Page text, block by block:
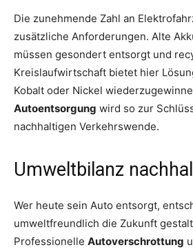
Die zunehmende Zahl an
zusätzliche Anforderungen. Alte
müssen gesondert entsorgt und
Kreislaufwirtschaft bietet hier
Kobalt oder Nickel
Autoentsorgung wird so zur
nachhaltigen Verkehrswende.
Umweltbilanz
Wer heute sein Auto entsorgt,
umweltfreundlich die Zukunft
Professionelle Autoverschrottung